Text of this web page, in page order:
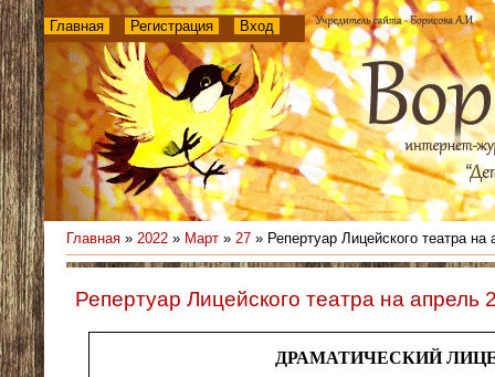
Главная Регистрация Вход
Главная » 2022 » Март » 27 » Репертуар Лицейского театра на
Репертуар Лицейского театра на апрель
ДРАМАТИЧЕСКИЙ